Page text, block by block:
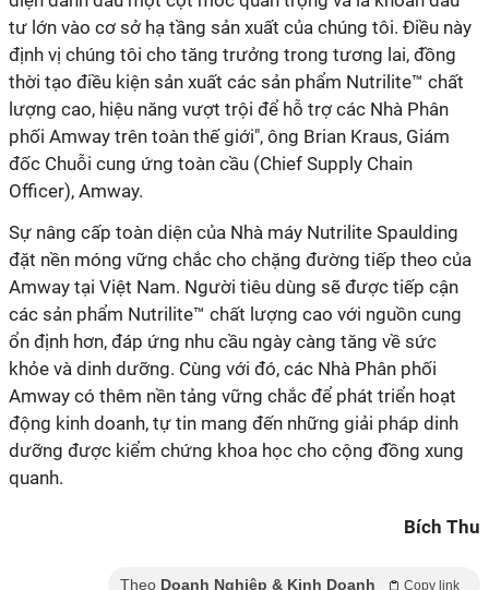
tư lớn vào cơ sở hạ tầng sản xuất của chúng tôi. Điều này
định vị chúng tôi cho tăng trưởng trong tương lai, đồng
thời tạo điều kiện sản xuất các sản phẩm Nutrilite™ chất
lượng cao, hiệu năng vượt trội để hỗ trợ các Nhà Phân
phối Amway trên toàn thế giới", ông Brian Kraus, Giám
đốc Chuỗi cung ứng toàn cầu (Chief Supply Chain
Officer), Amway.
Sự nâng cấp toàn diện của Nhà máy Nutrilite Spaulding
đặt nền móng vững chắc cho chặng đường tiếp theo của
Amway tại Việt Nam. Người tiêu dùng sẽ được tiếp cận
các sản phẩm Nutrilite™ chất lượng cao với nguồn cung
ổn định hơn, đáp ứng nhu cầu ngày càng tăng về sức
khỏe và dinh dưỡng. Cùng với đó, các Nhà Phân phối
Amway có thêm nền tảng vững chắc để phát triển hoạt
động kinh doanh, tự tin mang đến những giải pháp dinh
dưỡng được kiểm chứng khoa học cho cộng đồng xung
quanh.
Bích Thu
Theo Doanh Nghiệp & Kinh Doanh Copy link